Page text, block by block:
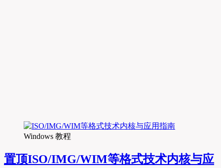
Windows 教程
置顶ISO/IMG/WIM等格式技术内核与应